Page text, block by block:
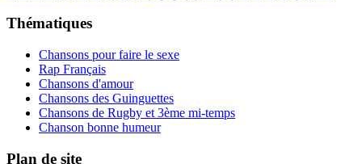
Thématiques
Chansons pour faire le sexe
Rap Français
Chansons d'amour
Chansons des Guinguettes
Chansons de Rugby et 3ème mi-temps
Chanson bonne humeur
Plan de site